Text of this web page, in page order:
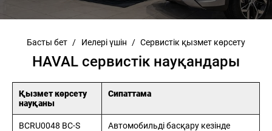
Басты бет / Иелері үшін / Сервистік қызмет көрсету
HAVAL сервистік науқандары
Қызмет көрсету
науқаны
Сипаттама
BCRU0048 BC-S
Автомобильді басқару кезінде